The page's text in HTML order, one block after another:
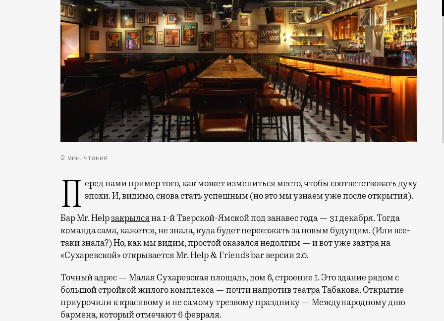
2 мин. чтения
Перед нами пример того, как может измениться место, чтобы соответствовать духу эпохи. И, видимо, снова стать успешным (но это мы узнаем уже после открытия).
Бар Mr. Helpзакрылсяна 1-й Тверской-Ямской под занавес года — 31 декабря. Тогда
команда сама, кажется, не знала, куда будет переезжать за новым будущим. (Или все-
таки знала?) Но, как мы видим, простой оказался недолгим — и вот уже завтра на
«Сухаревской» открывается Mr. Help & Friends bar версии 2.0.
Точный адрес — Малая Сухаревская площадь, дом 6, строение 1. Это здание рядом с
большой стройкой жилого комплекса — почти напротив театра Табакова. Открытие
приурочили к красивому и не самому трезвому празднику — Международному дню
бармена, который отмечают 6 февраля.